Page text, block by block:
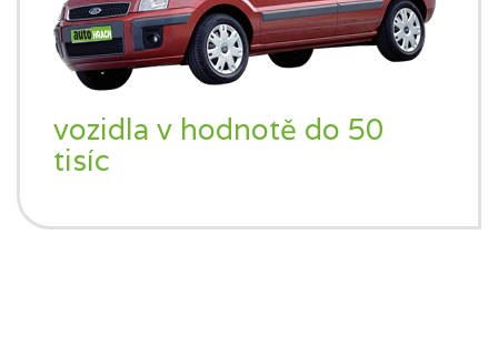
vozidla v hodnotě do 50
tisíc